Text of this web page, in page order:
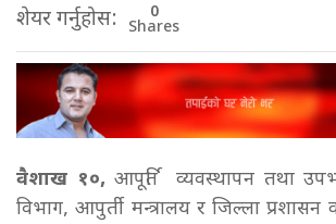
शेयर गर्नुहोस: 0
Shares
वैशाख १०, आपूर्ति व्यवस्थापन तथा
विभाग, आपुर्ती मन्त्रालय र जिल्ला प्रशासन